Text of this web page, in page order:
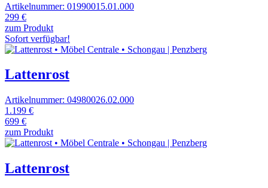
Artikelnummer: 01990015.01.000
299 €
zum Produkt
Sofort verfügbar!
Lattenrost
Artikelnummer: 04980026.02.000
1.199 €
699 €
zum Produkt
Lattenrost